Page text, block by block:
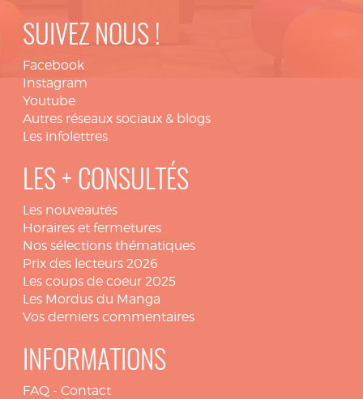
SUIVEZ NOUS !
Facebook
Instagram
Youtube
Autres réseaux sociaux & blogs
Les infolettres
LES + CONSULTÉS
Les nouveautés
Horaires et fermetures
Nos sélections thématiques
Prix des lecteurs 2026
Les coups de coeur 2025
Les Mordus du Manga
Vos derniers commentaires
INFORMATIONS
FAQ - Contact